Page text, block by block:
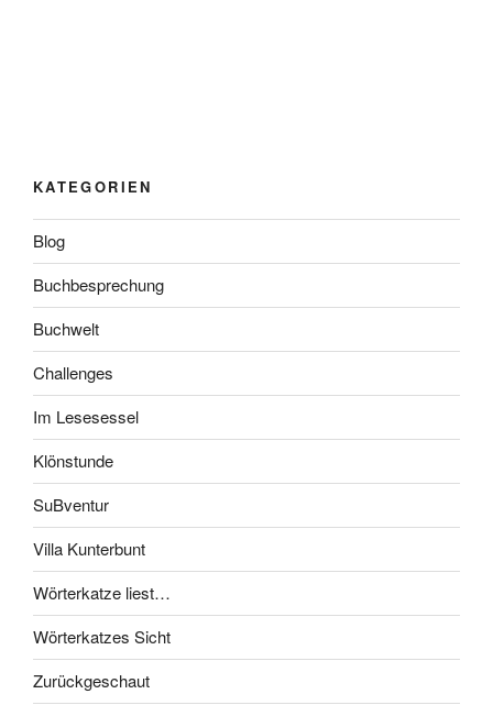
KATEGORIEN
Blog
Buchbesprechung
Buchwelt
Challenges
Im Lesesessel
Klönstunde
SuBventur
Villa Kunterbunt
Wörterkatze liest…
Wörterkatzes Sicht
Zurückgeschaut